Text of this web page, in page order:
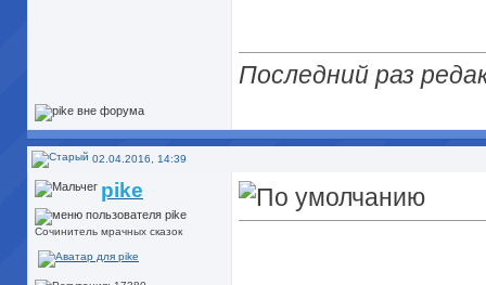
Последний раз
02.04.2016, 14:39
pike
Сочинитель мрачных сказок